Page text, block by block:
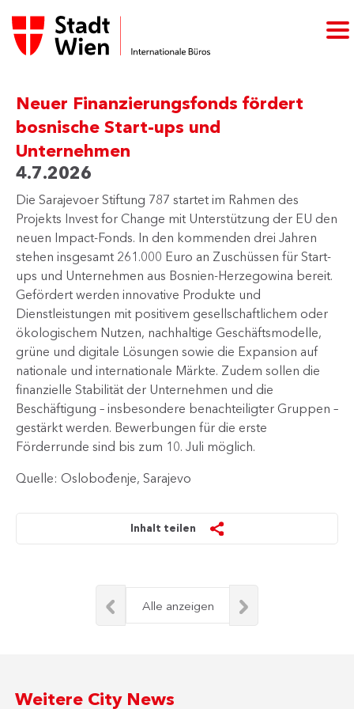
Neuer Finanzierungsfonds fördert
bosnische Start-ups und
Unternehmen
4.7.2026
Die Sarajevoer Stiftung 787 startet im Rahmen des
Projekts Invest for Change mit Unterstützung der EU den
neuen Impact-Fonds. In den kommenden drei Jahren
stehen insgesamt 261.000 Euro an Zuschüssen für Start-
ups und Unternehmen aus Bosnien-Herzegowina bereit.
Gefördert werden innovative Produkte und
Dienstleistungen mit positivem gesellschaftlichem oder
ökologischem Nutzen, nachhaltige Geschäftsmodelle,
grüne und digitale Lösungen sowie die Expansion auf
nationale und internationale Märkte. Zudem sollen die
finanzielle Stabilität der Unternehmen und die
Beschäftigung – insbesondere benachteiligter Gruppen –
gestärkt werden. Bewerbungen für die erste
Förderrunde sind bis zum 10. Juli möglich.
Quelle: Oslobođenje, Sarajevo
Inhalt teilen
Alle anzeigen
Weitere City News